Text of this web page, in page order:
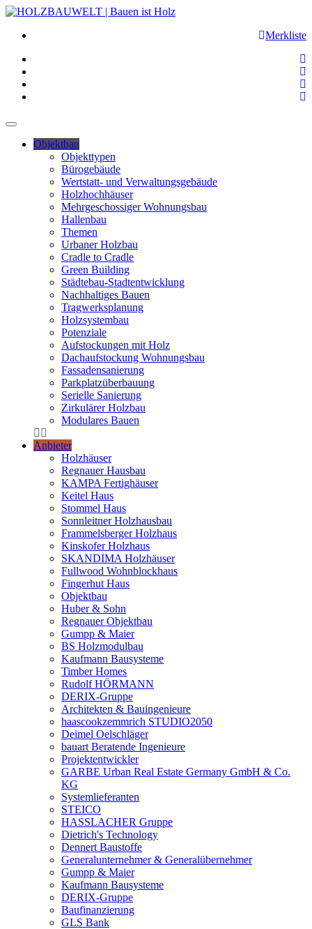
Merkliste
Objektbau
Objekttypen
Bürogebäude
Wertstatt- und Verwaltungsgebäude
Holzhochhäuser
Mehrgeschossiger Wohnungsbau
Hallenbau
Themen
Urbaner Holzbau
Cradle to Cradle
Green Building
Städtebau-Stadtentwicklung
Nachhaltiges Bauen
Tragwerksplanung
Holzsystembau
Potenziale
Aufstockungen mit Holz
Dachaufstockung Wohnungsbau
Fassadensanierung
Parkplatzüberbauung
Serielle Sanierung
Zirkulärer Holzbau
Modulares Bauen
Anbieter
Holzhäuser
Regnauer Hausbau
KAMPA Fertighäuser
Keitel Haus
Stommel Haus
Sonnleitner Holzhausbau
Frammelsberger Holzhaus
Kinskofer Holzhaus
SKANDIMA Holzhäuser
Fullwood Wohnblockhaus
Fingerhut Haus
Objektbau
Huber & Sohn
Regnauer Objektbau
Gumpp & Maier
BS Holzmodulbau
Kaufmann Bausysteme
Timber Homes
Rudolf HÖRMANN
DERIX-Gruppe
Architekten & Bauingenieure
haascookzemmrich STUDIO2050
Deimel Oelschläger
bauart Beratende Ingenieure
Projektentwickler
GARBE Urban Real Estate Germany GmbH & Co.
KG
Systemlieferanten
STEICO
HASSLACHER Gruppe
Dietrich's Technology
Dennert Baustoffe
Generalunternehmer & Generalübernehmer
Gumpp & Maier
Kaufmann Bausysteme
DERIX-Gruppe
Baufinanzierung
GLS Bank